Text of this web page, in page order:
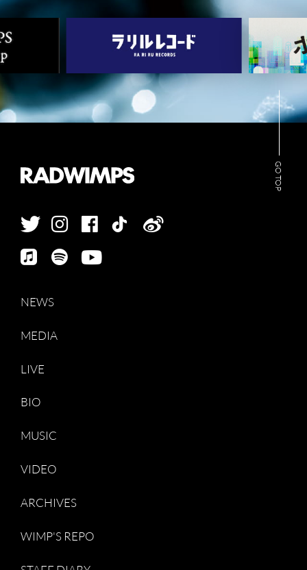
STAFF DIARY
CONTACT
GO TOP
NEWS
MEDIA
LIVE
BIO
MUSIC
VIDEO
ARCHIVES
WIMP'S REPO